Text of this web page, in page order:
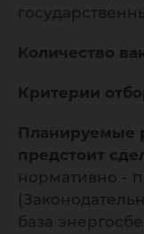
Количество
Критерии
Планируемые
предстоит
нормативно -
база